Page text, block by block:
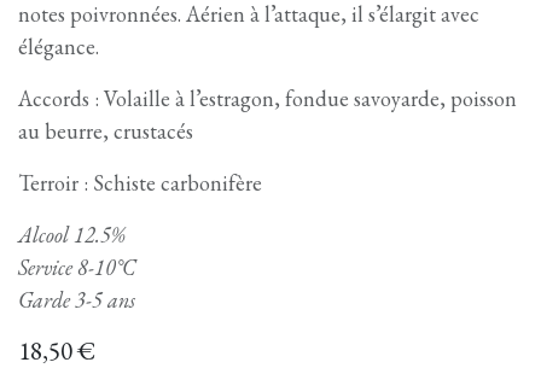
notes poivronnées. Aérien à l’attaque, il s’élargit avec
élégance.
Accords : Volaille à l’estragon, fondue savoyarde, poisson
au beurre, crustacés
Terroir : Schiste carbonifère
Alcool 12.5%
Service 8-10°C
Garde 3-5 ans
18,50€